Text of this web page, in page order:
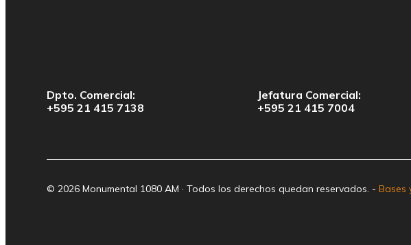
Dpto. Comercial:
+595 21 415 7138
Jefatura Comercial:
+595 21 415 7004
© 2026 Monumental 1080 AM · Todos los derechos quedan reservados. - Bases